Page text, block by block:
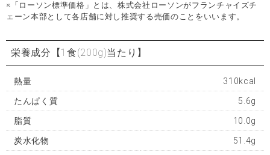
※「ローソン標準価格」とは、株式会社ローソンがフランチャイズチ
ェーン本部として各店舗に対し推奨する売価のことをいいます。
栄養成分 【1食(200g)当たり】
熱量 310kcal
たんぱく質 5.6g
脂質 10.0g
炭水化物 51.4g